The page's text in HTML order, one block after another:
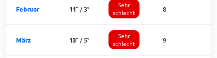
Februar 11° /3°
Sehr
schlecht
8
März 13° /5°
Sehr
schlecht
9